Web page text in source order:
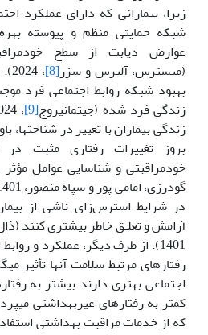
زیرا، بیمارانی که دارای عملکرد
شبکه حمایتی منظم و پیوسته
عوارض دیابت از سطح
(میسترس، آلبرس و سزر[8]
،
بهبود شبکه روابط اجتماعی فرد
زندگی فرد شده (جیتمانیروج[9]
زندگی بیماران با تغییر در شناخت­ها،
بروز تغییرات رفتاری مثبت
خودمراقبتی و شناسایی عوامل
در شرایط استرس‌زای ناشی از
آرامش و تعلـق خاطر بیشتری کنند
1401). از طرف دیگر، عملکرد و
رفتارهای مرتبط سلامت آن­ها تأثیر
اجتماعی بهتری دارند بیشتر به
کمتر به رفتارهای غیربهداشتی
که از خدمات مراقبت بهداشتی